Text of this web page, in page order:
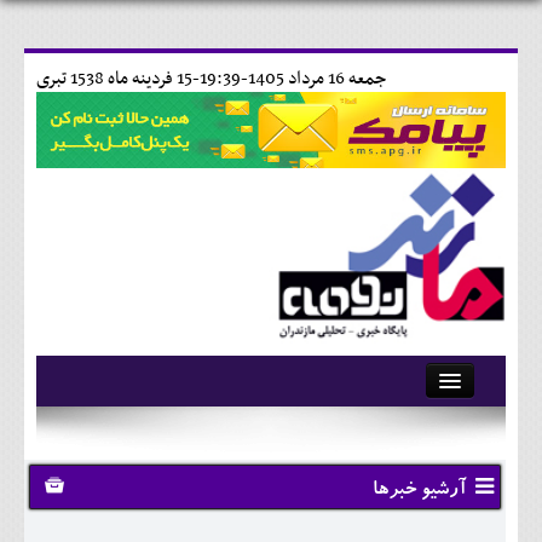
15 فردينه ماه 1538 تبری جمعه 16 مرداد 1405-19:39-
آرشیو
تماس با ما
وبلاگ
آرشیو خبرها